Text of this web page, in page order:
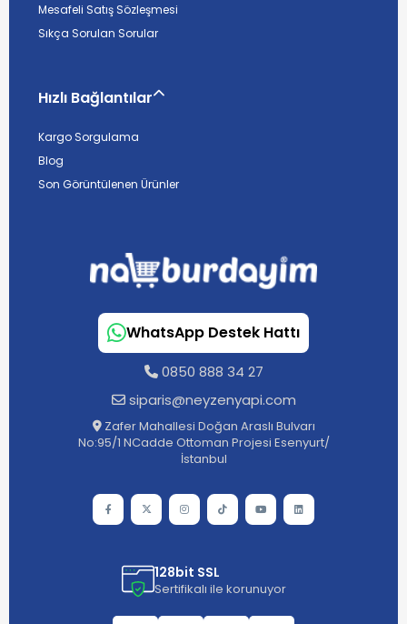
Mesafeli Satış Sözleşmesi
Sıkça Sorulan Sorular
Hızlı Bağlantılar
Kargo Sorgulama
Blog
Son Görüntülenen Ürünler
WhatsApp Destek Hattı
0850 888 34 27
siparis@neyzenyapi.com
Zafer Mahallesi Doğan Araslı Bulvarı
No:95/1 NCadde Ottoman Projesi Esenyurt/
İstanbul
128bit SSL
Sertifikalı ile korunuyor